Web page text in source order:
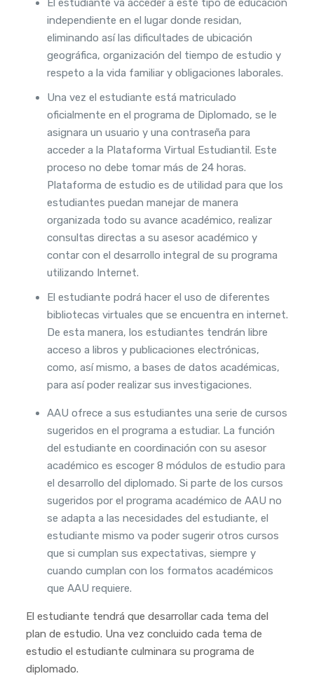
independiente en el lugar donde residan,
eliminando así las dificultades de ubicación
geográfica, organización del tiempo de estudio y
respeto a la vida familiar y obligaciones laborales.
Una vez el estudiante está matriculado
oficialmente en el programa de Diplomado, se le
asignara un usuario y una contraseña para
acceder a la Plataforma Virtual Estudiantil. Este
proceso no debe tomar más de 24 horas.
Plataforma de estudio es de utilidad para que los
estudiantes puedan manejar de manera
organizada todo su avance académico, realizar
consultas directas a su asesor académico y
contar con el desarrollo integral de su programa
utilizando Internet.
El estudiante podrá hacer el uso de diferentes
bibliotecas virtuales que se encuentra en internet.
De esta manera, los estudiantes tendrán libre
acceso a libros y publicaciones electrónicas,
como, así mismo, a bases de datos académicas,
para así poder realizar sus investigaciones.
AAU ofrece a sus estudiantes una serie de cursos
sugeridos en el programa a estudiar. La función
del estudiante en coordinación con su asesor
académico es escoger 8 módulos de estudio para
el desarrollo del diplomado. Si parte de los cursos
sugeridos por el programa académico de AAU no
se adapta a las necesidades del estudiante, el
estudiante mismo va poder sugerir otros cursos
que si cumplan sus expectativas, siempre y
cuando cumplan con los formatos académicos
que AAU requiere.
El estudiante tendrá que desarrollar cada tema del
plan de estudio. Una vez concluido cada tema de
estudio el estudiante culminara su programa de
diplomado.